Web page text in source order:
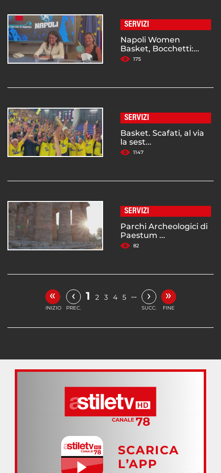
SERVIZI
Napoli Women
Basket, Bocchetti:...
175
SERVIZI
Basket. Scafati, al via
la sest...
1147
SERVIZI
Parchi Archeologici di
Paestum ...
82
«
INIZIO
‹
PREC.
1 2 3 4 5 … ›
SUCC.
»
FINE
SCARICA
L’APP